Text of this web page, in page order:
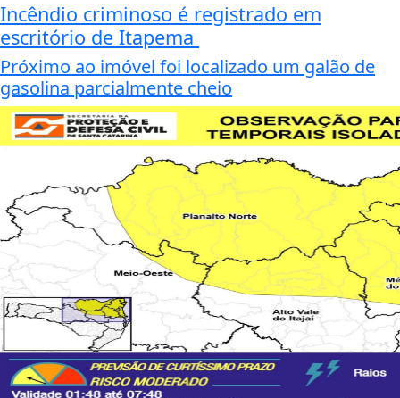
Incêndio criminoso é registrado em
escritório de Itapema
Próximo ao imóvel foi localizado um galão de
gasolina parcialmente cheio